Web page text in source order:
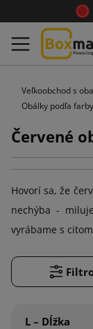
Veľkoobchod s
Obálky podľa farby
Červené
Hovorí sa, že
nechýba -
vyrábame s
L – Dĺžka